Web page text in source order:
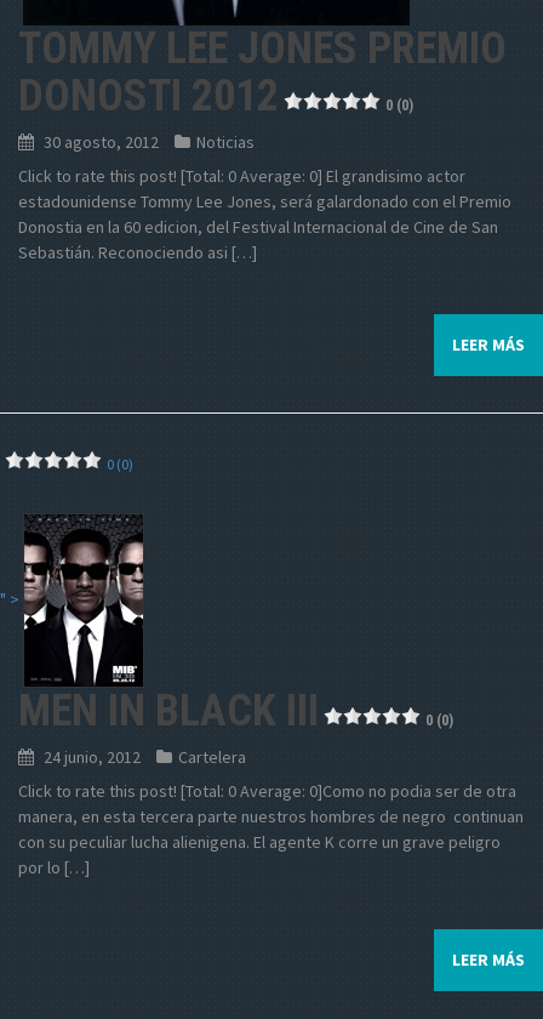
TOMMY LEE JONES PREMIO
DONOSTI 2012
0 (0)
30 agosto, 2012
Noticias
Click to rate this post! [Total: 0 Average: 0] El grandisimo actor
estadounidense Tommy Lee Jones, será galardonado con el Premio
Donostia en la 60 edicion, del Festival Internacional de Cine de San
Sebastián. Reconociendo asi […]
LEER MÁS
0 (0)
" >
MEN IN BLACK III 0 (0)
24 junio, 2012
Cartelera
Click to rate this post! [Total: 0 Average: 0]Como no podia ser de otra
manera, en esta tercera parte nuestros hombres de negro continuan
con su peculiar lucha alienigena. El agente K corre un grave peligro
por lo […]
LEER MÁS